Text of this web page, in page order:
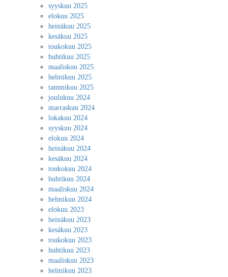
syyskuu 2025
elokuu 2025
heinäkuu 2025
kesäkuu 2025
toukokuu 2025
huhtikuu 2025
maaliskuu 2025
helmikuu 2025
tammikuu 2025
joulukuu 2024
marraskuu 2024
lokakuu 2024
syyskuu 2024
elokuu 2024
heinäkuu 2024
kesäkuu 2024
toukokuu 2024
huhtikuu 2024
maaliskuu 2024
helmikuu 2024
elokuu 2023
heinäkuu 2023
kesäkuu 2023
toukokuu 2023
huhtikuu 2023
maaliskuu 2023
helmikuu 2023